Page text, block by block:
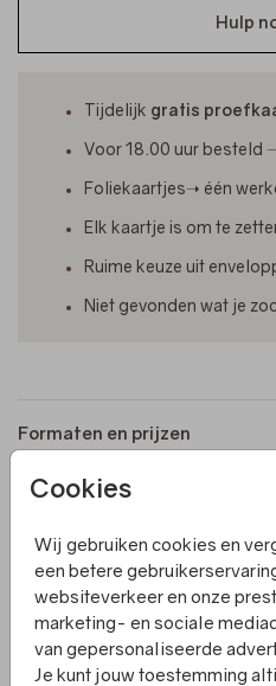
Cookies
Wij gebruiken cookies en
een betere
websiteverkeer en onze
marketing- en sociale
van gepersonaliseerde
Je kunt jouw toestemming
Hulp
Tijdelijk gratis
Voor 18.00 uur besteld
Foliekaartjes➝ één
Elk kaartje is om te
Ruime keuze uit
Niet gevonden wat je
Formaten en prijzen
Productinformatie
Omschrijving
Een liggend geboortekaartje
getekend boeket en foliedruk.
mooie textuur achtergrond. De